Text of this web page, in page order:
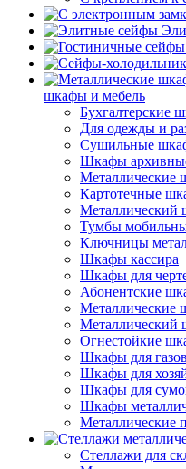
шкафы и мебель
Бухгалтерские
Для одежды и
Сушильные
Шкафы
Металлические
Картотечные
Металлический
Тумбы
Ключницы
Шкафы кассира
Шкафы для
Абонентские
Металлические
Металлический
Огнестойкие
Шкафы для
Шкафы для
Шкафы для
Шкафы
Металлические
Стеллажи для